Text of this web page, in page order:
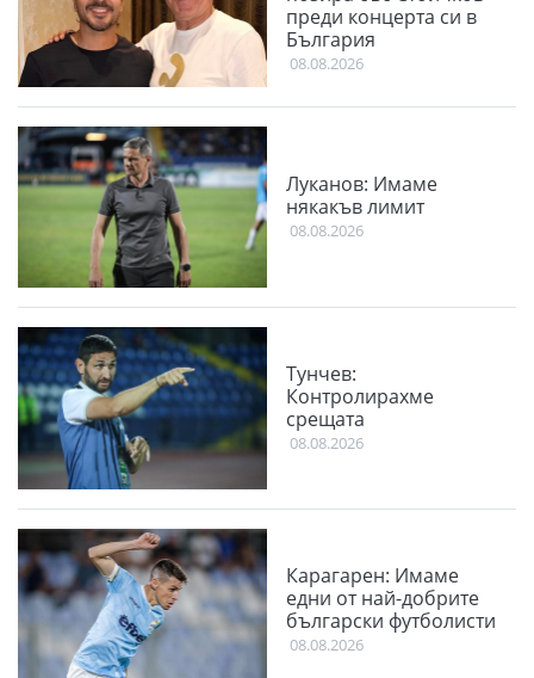
преди концерта си в
България
08.08.2026
Луканов: Имаме
някакъв лимит
08.08.2026
Тунчев:
Контролирахме
срещата
08.08.2026
Карагарен: Имаме
едни от най-добрите
български футболисти
08.08.2026